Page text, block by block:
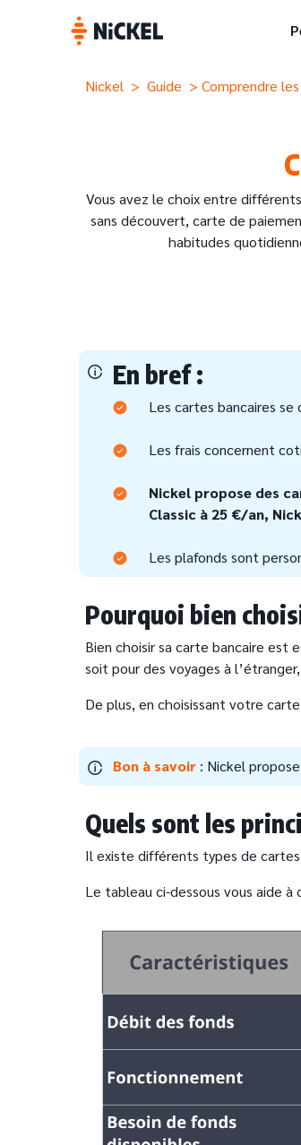
Nickel > Guide > Comprendre
Vous avez le choix entre
sans découvert, carte de
habitudes
En bref :
Les cartes bancaires
Les frais concernent
Nickel propose des
Classic à 25 €/an,
Les plafonds sont
Pourquoi bien
Bien choisir sa carte bancaire est
soit pour des voyages à
De plus, en choisissant votre
Bon à savoir : Nickel
Quels sont les
Il existe différents types de
Le tableau ci-dessous vous aide